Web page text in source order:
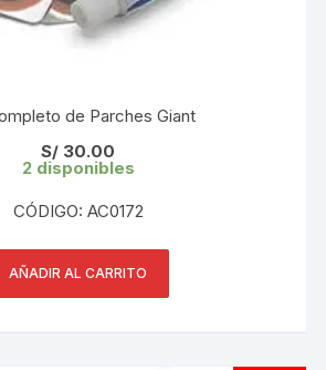
de Parches Giant
S/ 30.00
2 disponibles
CÓDIGO: AC0172
AÑADIR AL CARRITO